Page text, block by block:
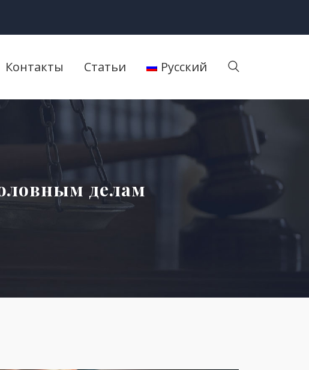
Контакты Статьи Русский
делам